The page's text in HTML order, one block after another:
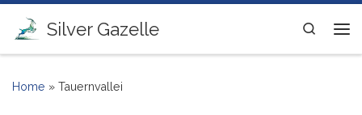
Ga naar inhoud
Silver Gazelle
Search
Home » Tauernvallei